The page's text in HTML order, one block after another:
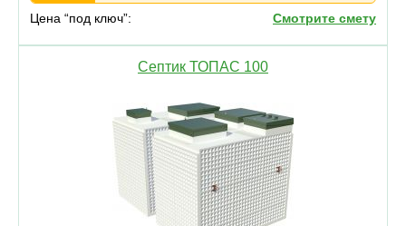
Цена “под ключ”: Смотрите смету
Септик ТОПАС 100